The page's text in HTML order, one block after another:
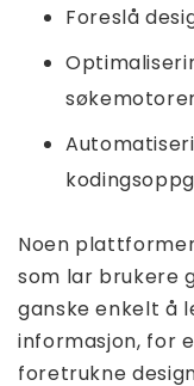
Foreslå
Noen
som lar brukere
ganske enkelt å
informasjon, for
foretrukne